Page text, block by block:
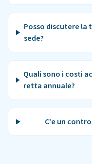
Posso discutere la
sede?
Quali sono i costi
retta annuale?
C'e un